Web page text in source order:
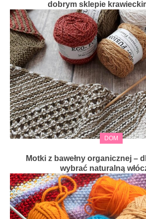
dobrym sklepie
DOM
Motki z bawełny organicznej –
wybrać naturalną